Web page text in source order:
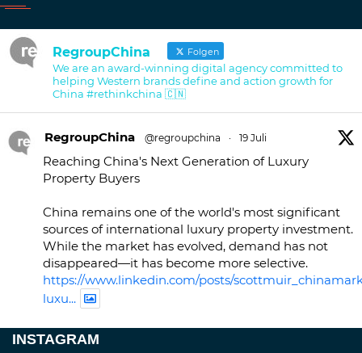
RegroupChina Folgen
We are an award-winning digital agency committed to
helping Western brands define and action growth for
China #rethinkchina 🇨🇳
RegroupChina @regroupchina · 19 Juli
Reaching China's Next Generation of Luxury
Property Buyers
China remains one of the world's most significant
sources of international luxury property investment.
While the market has evolved, demand has not
disappeared—it has become more selective.
https://www.linkedin.com/posts/
luxu...
INSTAGRAM